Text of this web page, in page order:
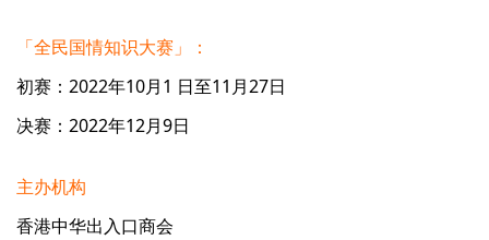
「全民国情知识大赛」：
初赛：2022年10月1 日至11月27日
决赛：2022年12月9日
主办机构
香港中华出入口商会